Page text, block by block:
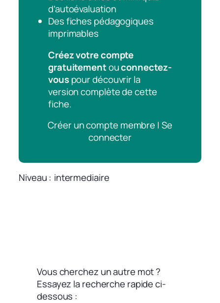
d’autoévaluation
Des fiches pédagogiques
imprimables
Créez votre compte
gratuitementouconnectez-
vouspour découvrir la
version complète de cette
fiche.
Créer un compte membre | Se
connecter
Niveau intermediaire
Vous cherchez un autre mot ?
Essayez la recherche rapide ci-
dessous :